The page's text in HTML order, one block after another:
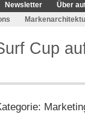
Newsletter
Über
Cup